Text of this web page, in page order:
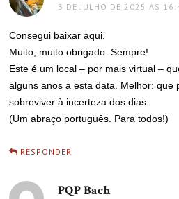
3 DE JULHO DE 2025 ÀS
Consegui baixar aqui.
Muito, muito obrigado. Sempre!
Este é um local – por mais virtual –
alguns anos a esta data. Melhor: que
sobreviver à incerteza dos dias.
(Um abraço português. Para todos!)
RESPONDER
PQP Bachdisse: